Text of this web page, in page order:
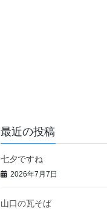
最近の投稿
七夕ですね
2026年7月7日
山口の瓦そば